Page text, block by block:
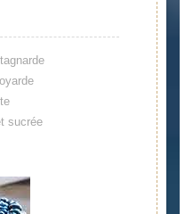
sucrée